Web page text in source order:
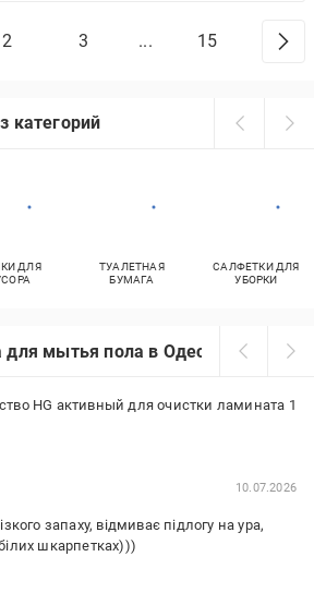
2 3 ... 15
категорий
ДЛЯ
ТУАЛЕТНАЯ
БУМАГА
САЛФЕТКИ ДЛЯ
УБОРКИ
мытья пола в Одессе
HG активный для очистки ламината 1
10.07.2026
запаху, відмиває підлогу на ура,
шкарпетках)))